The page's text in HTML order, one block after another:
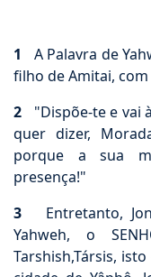
1 A Palavra de
filho de Amitai,
2 "Dispõe-te e vai
quer dizer,
porque a sua
presença!"
3 Entretanto,
Yahweh, o
Tarshish,Társis,